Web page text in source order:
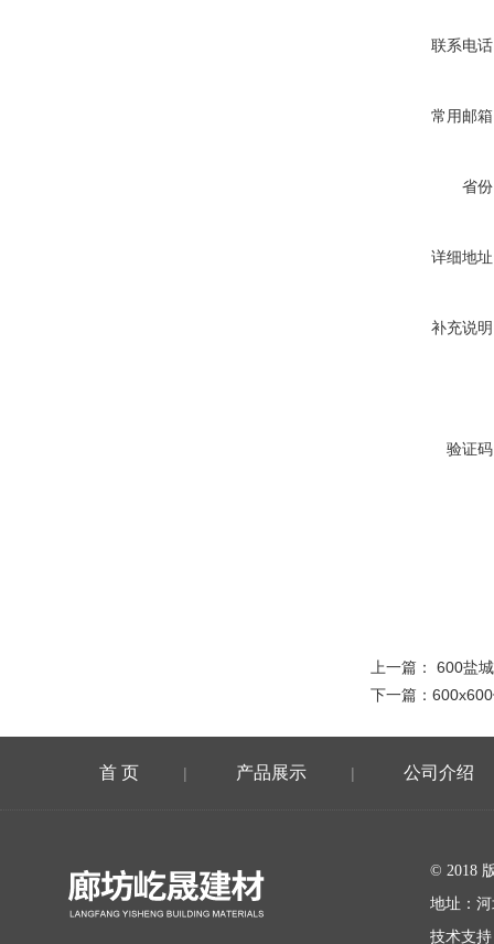
联系电
常用邮
省
详细地
补充说
验证
上一篇： 600盐
下一篇：
首 页 | 产品展示 | 公司介绍
© 2018
地址：
技术支